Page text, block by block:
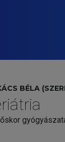
BÉLA